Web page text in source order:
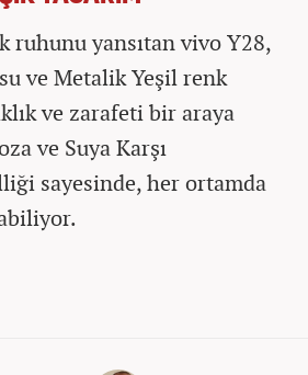
ruhunu yansıtan vivo Y28,
ve Metalik Yeşil renk
ve zarafeti bir araya
ve Suya Karşı
sayesinde, her ortamda